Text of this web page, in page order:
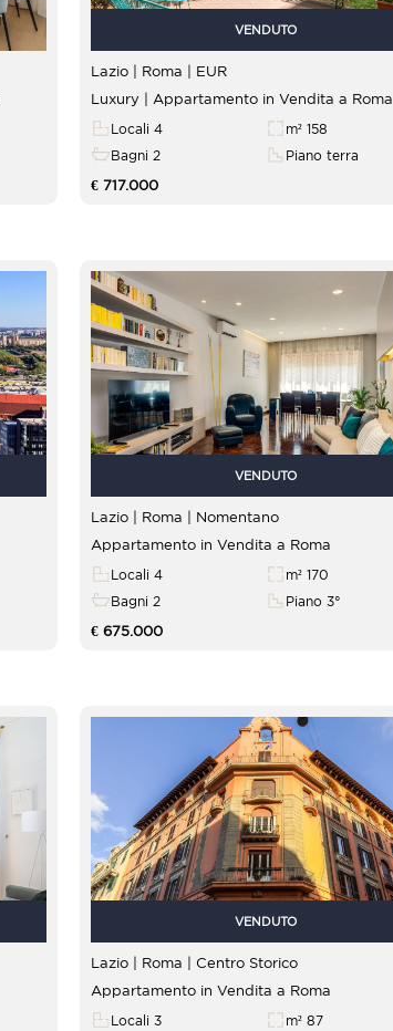
VENDUTO
EUR
Luxury | Appartamento in Vendita a Roma
Locali 4
m² 158
Bagni 2
Piano terra
€ 717.000
VENDUTO
Nomentano
Appartamento in Vendita a Roma
Locali 4
m² 170
Bagni 2
Piano 3°
€ 675.000
VENDUTO
Centro Storico
Appartamento in Vendita a Roma
Locali 3
m² 87